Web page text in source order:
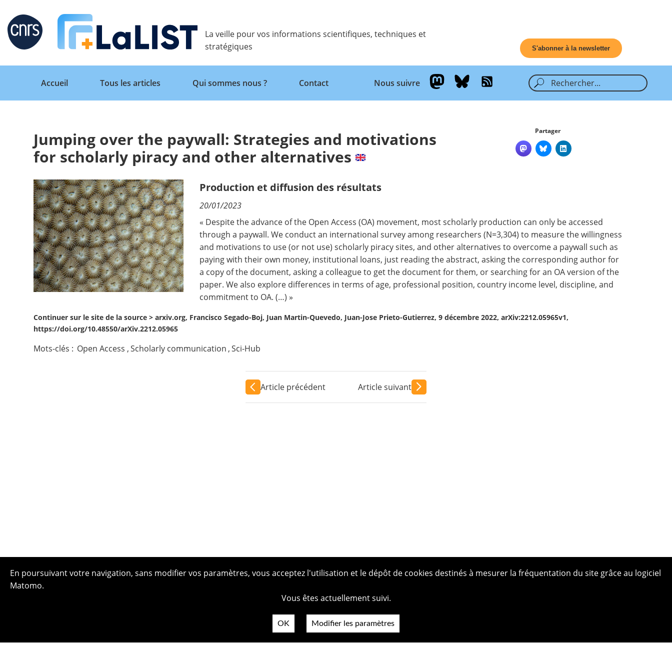
Retour
Accueil
Tous les articles
Qui sommes nous ?
Contact
Nous suivre
La veille pour vos informations scientifiques, techniques et
stratégiques
S'abonner à la newsletter
Retour
Accueil
Tous les articles Qui sommes nous ? Contact Nous suivre
Jumping over the paywall: Strategies and motivations
for scholarly piracy and other alternatives
Partager
Production et diffusion des résultats
20/01/2023
« Despite the advance of the Open Access (OA) movement, most scholarly production can only be accessed
through a paywall. We conduct an international survey among researchers (N=3,304) to measure the willingness
and motivations to use (or not use) scholarly piracy sites, and other alternatives to overcome a paywall such as
paying with their own money, institutional loans, just reading the abstract, asking the corresponding author for
a copy of the document, asking a colleague to get the document for them, or searching for an OA version of the
paper. We also explore differences in terms of age, professional position, country income level, discipline, and
commitment to OA. (…) »
Continuer sur le site de la source >arxiv.org, Francisco Segado-Boj, Juan Martin-Quevedo, Juan-Jose Prieto-Gutierrez, 9 décembre 2022, arXiv:2212.05965v1,
https://doi.org/10.48550/arXiv.2212.05965
Mots-clés : Open Access ,Scholarly communication ,Sci-Hub
Article précédent Article suivant
En poursuivant votre navigation, sans modifier vos paramètres, vous acceptez l'utilisation et le dépôt de cookies destinés à mesurer la fréquentation du site grâce au logiciel
Matomo.
Vous êtes actuellement suivi.
OK Modifier les paramètres